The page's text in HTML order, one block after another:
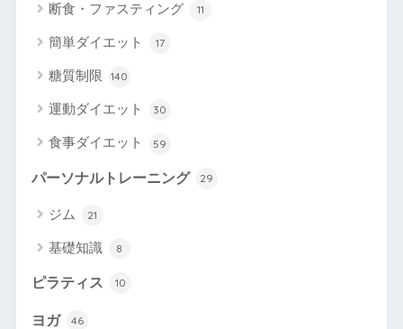
断食・ファスティング 11
簡単ダイエット 17
糖質制限 140
運動ダイエット 30
食事ダイエット 59
パーソナルトレーニング 29
ジム 21
基礎知識 8
ピラティス 10
ヨガ 46